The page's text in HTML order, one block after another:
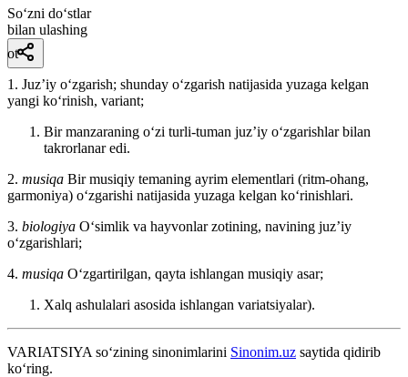
So‘zni do‘stlar
bilan ulashing
ot
1. Juzʼiy oʻzgarish; shunday oʻzgarish natijasida yuzaga kelgan
yangi koʻrinish, variant;
Bir manzaraning oʻzi turli-tuman juzʼiy oʻzgarishlar bilan
takrorlanar edi.
2. musiqa Bir musiqiy temaning ayrim elementlari (ritm-ohang,
garmoniya) oʻzgarishi natijasida yuzaga kelgan koʻrinishlari.
3. biologiya Oʻsimlik va hayvonlar zotining, navining juzʼiy
oʻzgarishlari;
4. musiqa Oʻzgartirilgan, qayta ishlangan musiqiy asar;
Xalq ashulalari asosida ishlangan variatsiyalar).
VARIATSIYA so‘zining sinonimlarini Sinonim.uz saytida qidirib
ko‘ring.